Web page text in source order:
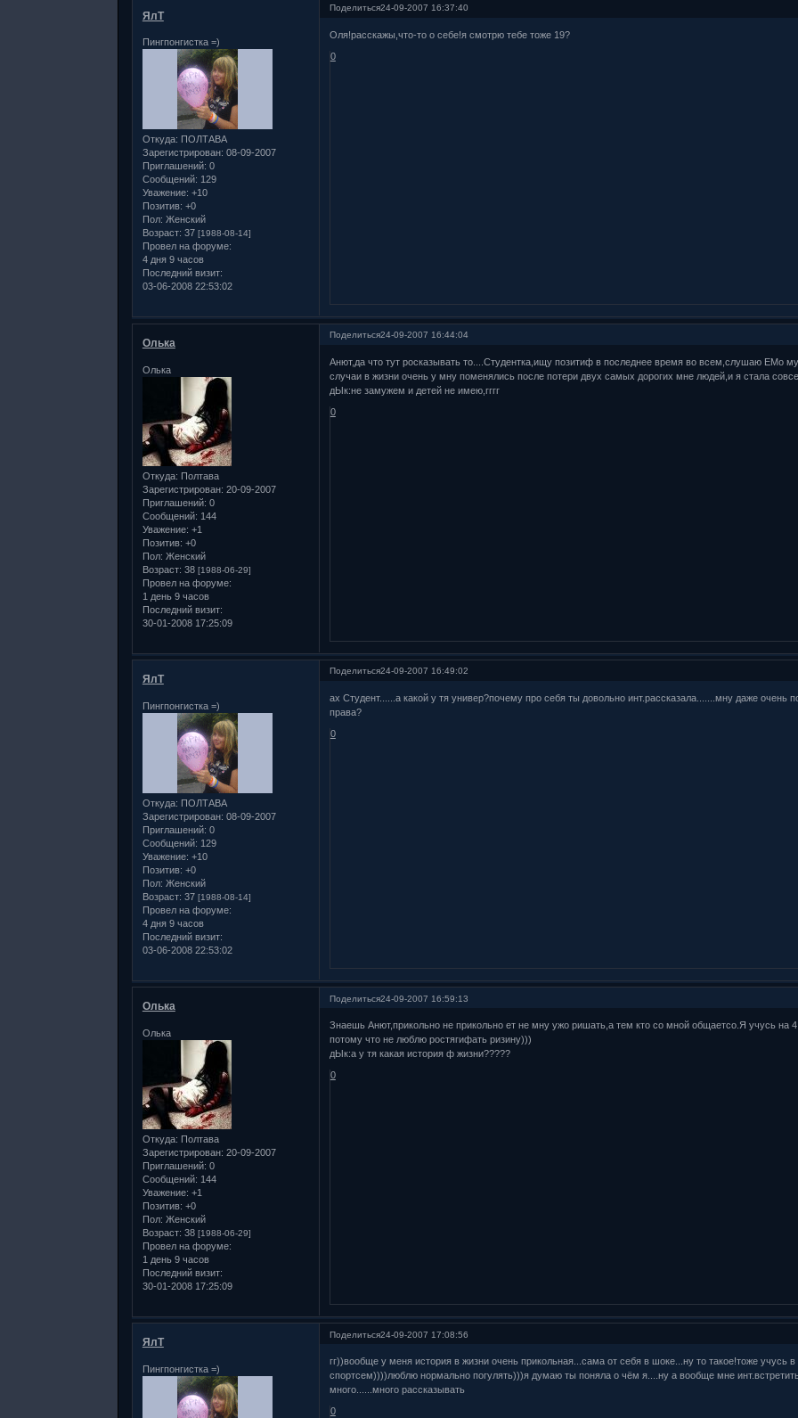
Поделиться24-09-2007 16:37:40
ЯлТ
Пингпонгистка =)
Откуда: ПОЛТАВА
Зарегистрирован: 08-09-2007
Приглашений: 0
Сообщений: 129
Уважение: +10
Позитив: +0
Пол: Женский
Возраст: 37 [1988-08-14]
Провел на форуме:
4 дня 9 часов
Последний визит:
03-06-2008 22:53:02
Оля!расскажы,что-то о себе!я смотрю тебе тоже 19?
0
Поделиться24-09-2007 16:44:04
Олька
Олька
Откуда: Полтава
Зарегистрирован: 20-09-2007
Приглашений: 0
Сообщений: 144
Уважение: +1
Позитив: +0
Пол: Женский
Возраст: 38 [1988-06-29]
Провел на форуме:
1 день 9 часов
Последний визит:
30-01-2008 17:25:09
Анют,да что тут росказывать то....Студентка,ищу позитиф в последнее время во всем,слушаю ЕМо
случаи в жизни очень у мну поменялись после потери двух самых дорогих мне людей,и я стала
дЫк:не замужем и детей не имею,гггг
0
Поделиться24-09-2007 16:49:02
ЯлТ
Пингпонгистка =)
Откуда: ПОЛТАВА
Зарегистрирован: 08-09-2007
Приглашений: 0
Сообщений: 129
Уважение: +10
Позитив: +0
Пол: Женский
Возраст: 37 [1988-08-14]
Провел на форуме:
4 дня 9 часов
Последний визит:
03-06-2008 22:53:02
ах Студент......а какой у тя универ?почему про себя ты довольно инт.рассказала.......мну даже очень
права?
0
Поделиться24-09-2007 16:59:13
Олька
Олька
Откуда: Полтава
Зарегистрирован: 20-09-2007
Приглашений: 0
Сообщений: 144
Уважение: +1
Позитив: +0
Пол: Женский
Возраст: 38 [1988-06-29]
Провел на форуме:
1 день 9 часов
Последний визит:
30-01-2008 17:25:09
Знаешь Анют,прикольно не прикольно ет не мну ужо ришать,а тем кто со мной общаетсо.Я учусь на
потому что не люблю ростягифать ризину)))
дЫк:а у тя какая история ф жизни?????
0
Поделиться24-09-2007 17:08:56
ЯлТ
Пингпонгистка =)
гг))вообще у меня история в жизни очень прикольная...сама от себя в шоке...ну то такое!тоже учусь
спортсем))))люблю нормально погулять)))я думаю ты поняла о чём я....ну а вообще мне
много......много рассказывать
0